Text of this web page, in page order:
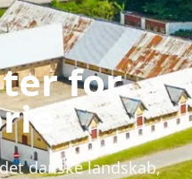
for
danske landskab,